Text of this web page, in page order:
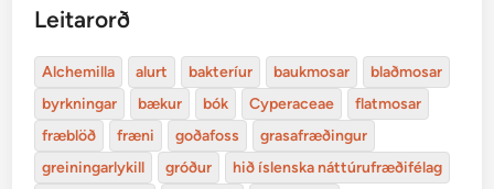
Leitarorð
Alchemilla alurt bakteríur baukmosar
blaðmosar
byrkningar
bækur bók Cyperaceae
flatmosar
fræblöð
fræni goðafoss
grasafræðingur
greiningarlykill
gróður
hið íslenska náttúrufræðifélag